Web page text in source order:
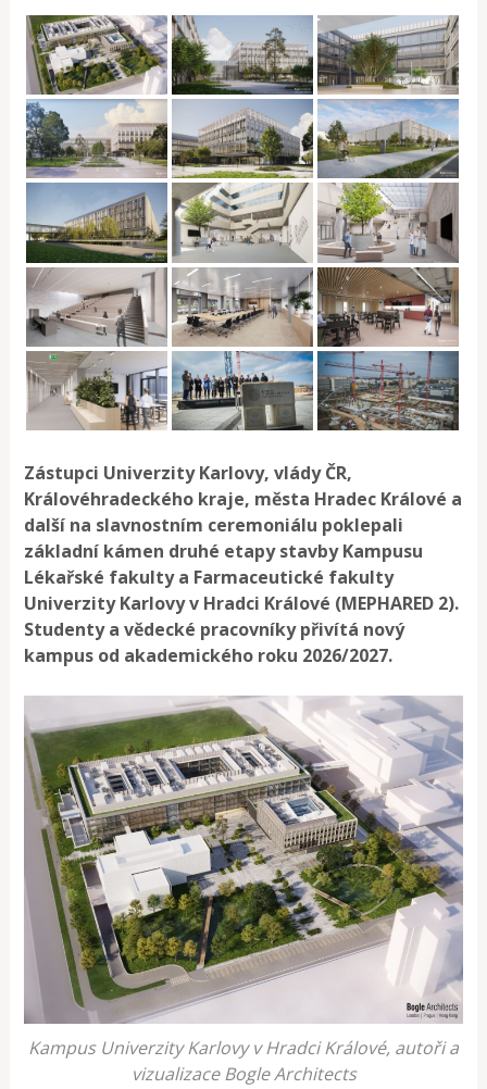
Zástupci Univerzity Karlovy, vlády ČR,
Královéhradeckého kraje, města Hradec Králové a
další na slavnostním ceremoniálu poklepali
základní kámen druhé etapy stavby Kampusu
Lékařské fakulty a Farmaceutické fakulty
Univerzity Karlovy v Hradci Králové (MEPHARED 2).
Studenty a vědecké pracovníky přivítá nový
kampus od akademického roku 2026/2027.
Kampus Univerzity Karlovy v Hradci Králové, autoři a
vizualizace Bogle Architects